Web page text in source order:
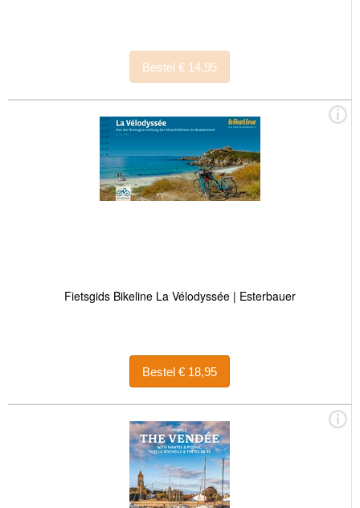
Bestel € 14,95
Fietsgids Bikeline La Vélodyssée | Esterbauer
Bestel € 18,95